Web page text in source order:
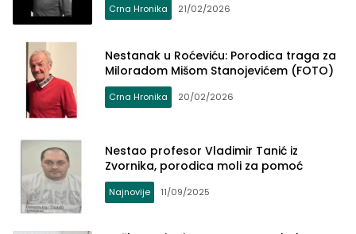
Crna Hronika 21/02/2026
Nestanak u Roćeviću: Porodica traga za
Miloradom Mišom Stanojevićem (FOTO)
Crna Hronika 20/02/2026
Nestao profesor Vladimir Tanić iz
Zvornika, porodica moli za pomoć
Najnovije 11/09/2025